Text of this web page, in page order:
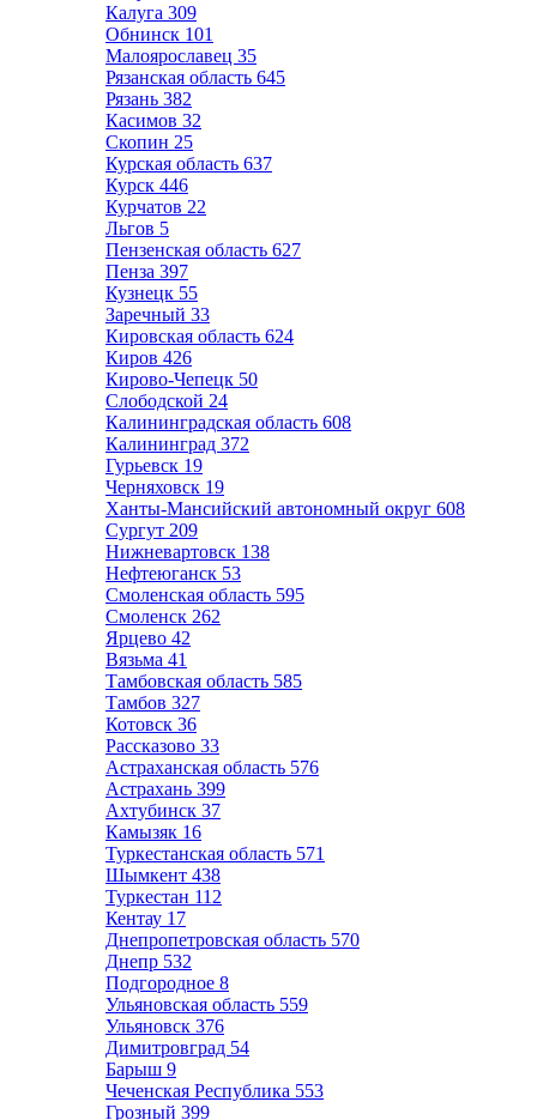
Калуга 309
Обнинск 101
Малоярославец 35
Рязанская область 645
Рязань 382
Касимов 32
Скопин 25
Курская область 637
Курск 446
Курчатов 22
Льгов 5
Пензенская область 627
Пенза 397
Кузнецк 55
Заречный 33
Кировская область 624
Киров 426
Кирово-Чепецк 50
Слободской 24
Калининградская область 608
Калининград 372
Гурьевск 19
Черняховск 19
Ханты-Мансийский автономный округ 608
Сургут 209
Нижневартовск 138
Нефтеюганск 53
Смоленская область 595
Смоленск 262
Ярцево 42
Вязьма 41
Тамбовская область 585
Тамбов 327
Котовск 36
Рассказово 33
Астраханская область 576
Астрахань 399
Ахтубинск 37
Камызяк 16
Туркестанская область 571
Шымкент 438
Туркестан 112
Кентау 17
Днепропетровская область 570
Днепр 532
Подгородное 8
Ульяновская область 559
Ульяновск 376
Димитровград 54
Барыш 9
Чеченская Республика 553
Грозный 399